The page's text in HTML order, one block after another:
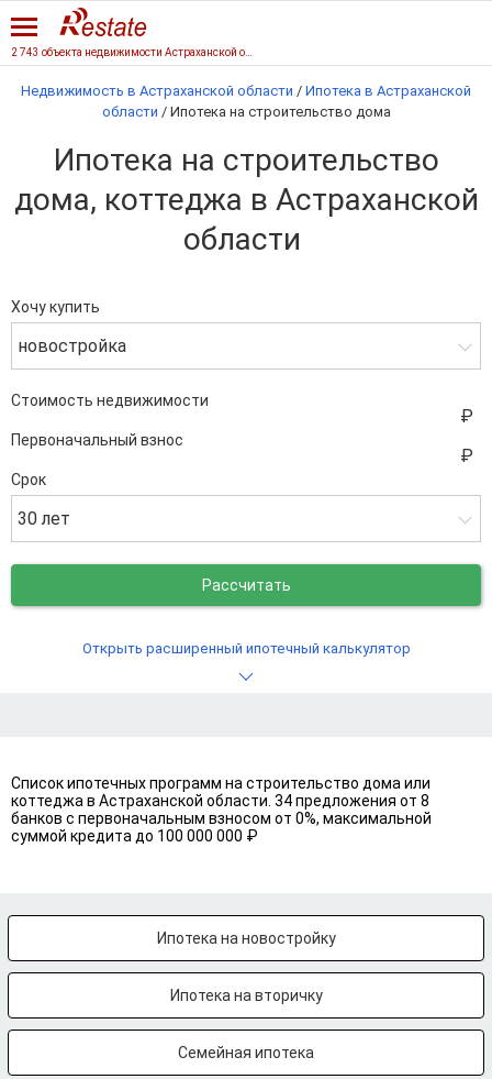
Недвижимость в Астраханской области / Ипотека в Астраханской
области / Ипотека на строительство дома
Ипотека на строительство
дома, коттеджа в Астраханской
области
Хочу купить
новостройка
Стоимость недвижимости
Первоначальный взнос
Срок
30 лет
Рассчитать
Открыть расширенный ипотечный калькулятор
Список ипотечных программ на строительство дома или
коттеджа в Астраханской области. 34 предложения от 8
банков с первоначальным взносом от 0%, максимальной
суммой кредита до 100 000 000 ₽
Ипотека на новостройку
Ипотека на вторичку
Семейная ипотека